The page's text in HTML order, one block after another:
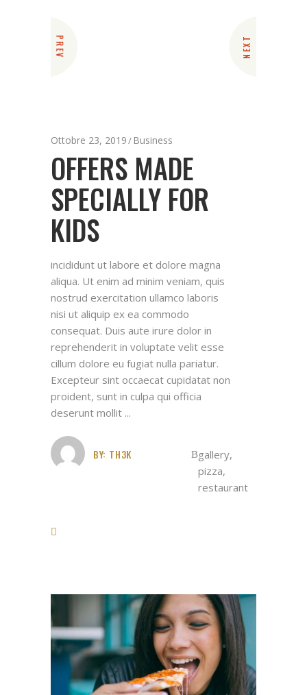
PREV NEXT
Ottobre 23, 2019 Business
OFFERS MADE
SPECIALLY FOR
KIDS
incididunt ut labore et dolore magna
aliqua. Ut enim ad minim veniam, quis
nostrud exercitation ullamco laboris
nisi ut aliquip ex ea commodo
consequat. Duis aute irure dolor in
reprehenderit in voluptate velit esse
cillum dolore eu fugiat nulla pariatur.
Excepteur sint occaecat cupidatat non
proident, sunt in culpa qui officia
deserunt mollit
BY: TH3K gallery,
pizza,
restaurant